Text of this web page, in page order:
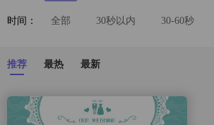
时间： 全部 30秒以内 30-60秒
推荐 最热 最新